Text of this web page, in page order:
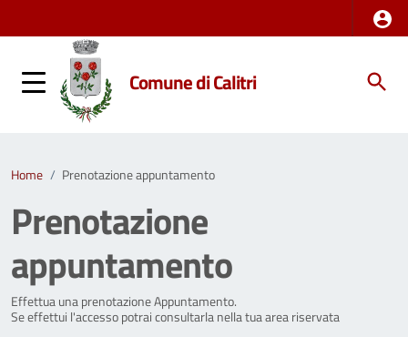
Comune di Calitri
Home / Prenotazione appuntamento
Prenotazione
appuntamento
Effettua una prenotazione Appuntamento.
Se effettui l'accesso potrai consultarla nella tua area riservata